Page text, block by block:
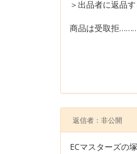
＞出品者に返品
商品は受取拒
返信者：非公開
ECマスターズの